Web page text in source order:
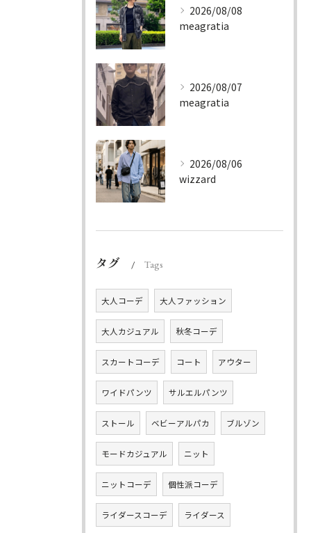
2026/08/08
meagratia
2026/08/07
meagratia
2026/08/06
wizzard
タグ Tags
大人コーデ 大人ファッション
大人カジュアル 秋冬コーデ
スカートコーデ コート アウター
ワイドパンツ サルエルパンツ
ストール ベビーアルパカ ブルゾン
モードカジュアル ニット
ニットコーデ 個性派コーデ
ライダースコーデ ライダース